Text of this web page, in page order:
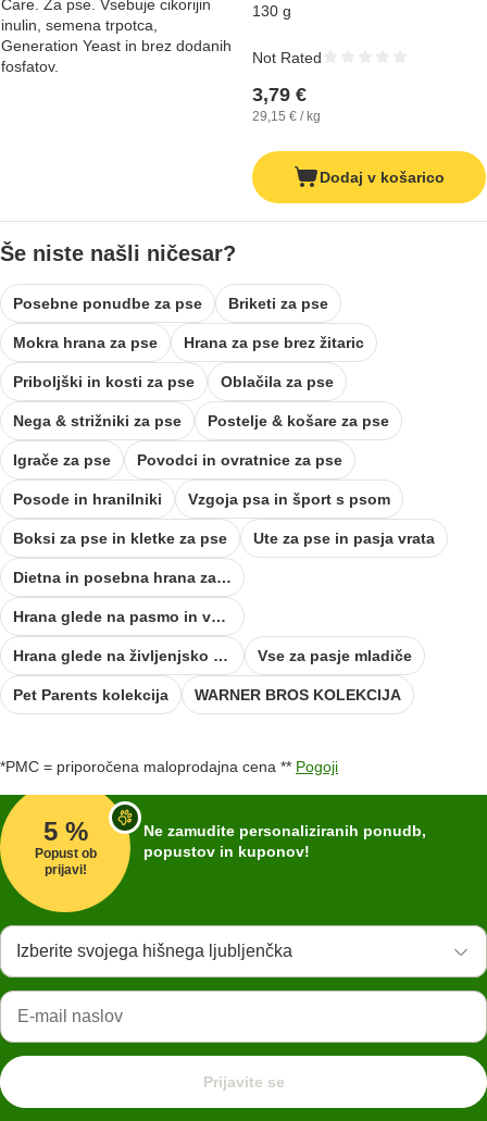
130 g
3,79 €
29,15 € / kg
Not Rated
Dodaj v košarico
Še niste našli ničesar?
Posebne ponudbe za pse Briketi za pse
Mokra hrana za pse Hrana za pse brez žitaric
Priboljški in kosti za pse Oblačila za pse
Nega & strižniki za pse Postelje & košare za pse
Igrače za pse Povodci in ovratnice za pse
Posode in hranilniki Vzgoja psa in šport s psom
Boksi za pse in kletke za pse Ute za pse in pasja vrata
Dietna in posebna hrana za pse
Hrana glede na pasmo in velikost psa
Hrana glede na življenjsko obdobje psa Vse za pasje mladiče
Pet Parents kolekcija WARNER BROS KOLEKCIJA
*PMC = priporočena maloprodajna cena ** Pogoji
5 %
Popust ob
prijavi!
Ne zamudite personaliziranih ponudb,
popustov in kuponov!
Izberite svojega hišnega ljubljenčka
Prijavite se